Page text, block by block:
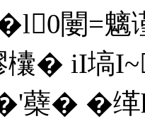
闄=
欜� iI塙
蘗� �